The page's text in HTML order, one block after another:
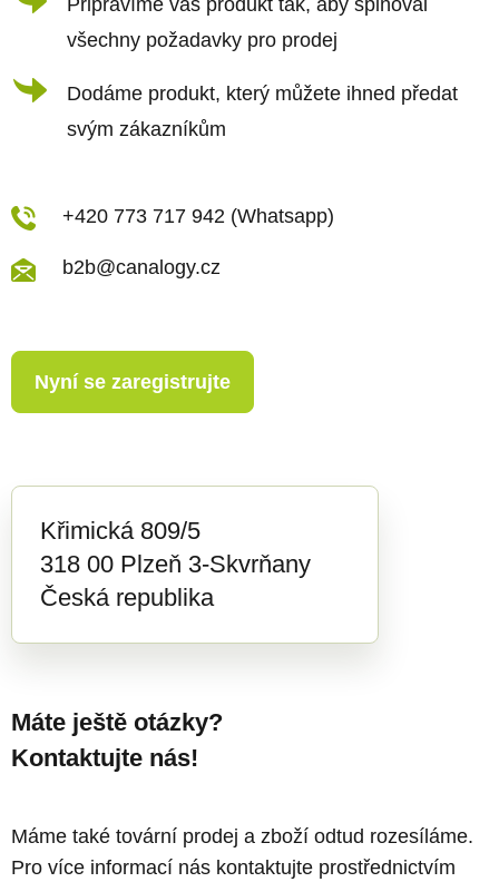
y
v
ý
u
všechny požadavky pro prodej
Dodáme produkt, který můžete ihned předat
svým zákazníkům
+420 773 717 942 (Whatsapp)
b2b@canalogy.cz
Nyní se zaregistrujte
Křimická 809/5
318 00 Plzeň 3-Skvrňany
Česká republika
Máte ještě otázky?
Kontaktujte nás!
Máme také tovární prodej a zboží odtud rozesíláme.
Pro více informací nás kontaktujte prostřednictvím